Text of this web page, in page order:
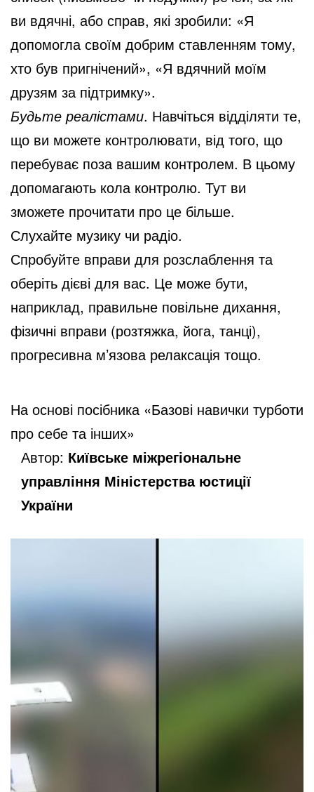
ви вдячні, або справ, які зробили: «Я
допомогла своїм добрим ставленням тому,
хто був пригнічений», «Я вдячний моїм
друзям за підтримку».
Будьте реалістами. Навчіться відділяти те,
що ви можете контролювати, від того, що
перебуває поза вашим контролем. В цьому
допомагають кола контролю. Тут ви
зможете прочитати про це більше.
Слухайте музику чи радіо.
Спробуйте вправи для розслаблення та
оберіть дієві для вас. Це може бути,
наприклад, правильне повільне дихання,
фізичні вправи (розтяжка, йога, танці),
прогресивна м’язова релаксація тощо.
На основі посібника «Базові навички турботи
про себе та інших»
Автор: Київське міжрегіональне
управління Міністерства юстиції
України